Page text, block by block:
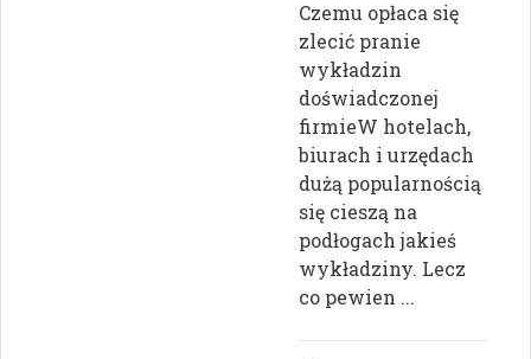
Czemu opłaca się
zlecić pranie
wykładzin
doświadczonej
firmieW hotelach,
biurach i urzędach
dużą popularnością
się cieszą na
podłogach jakieś
wykładziny. Lecz
co pewien ...